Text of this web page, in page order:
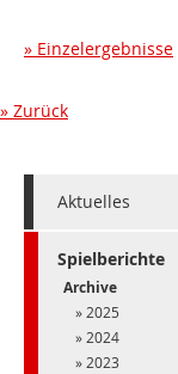
Einzelergebnisse
Zurück
Aktuelles
Spielberichte
Archive
2025
2024
2023